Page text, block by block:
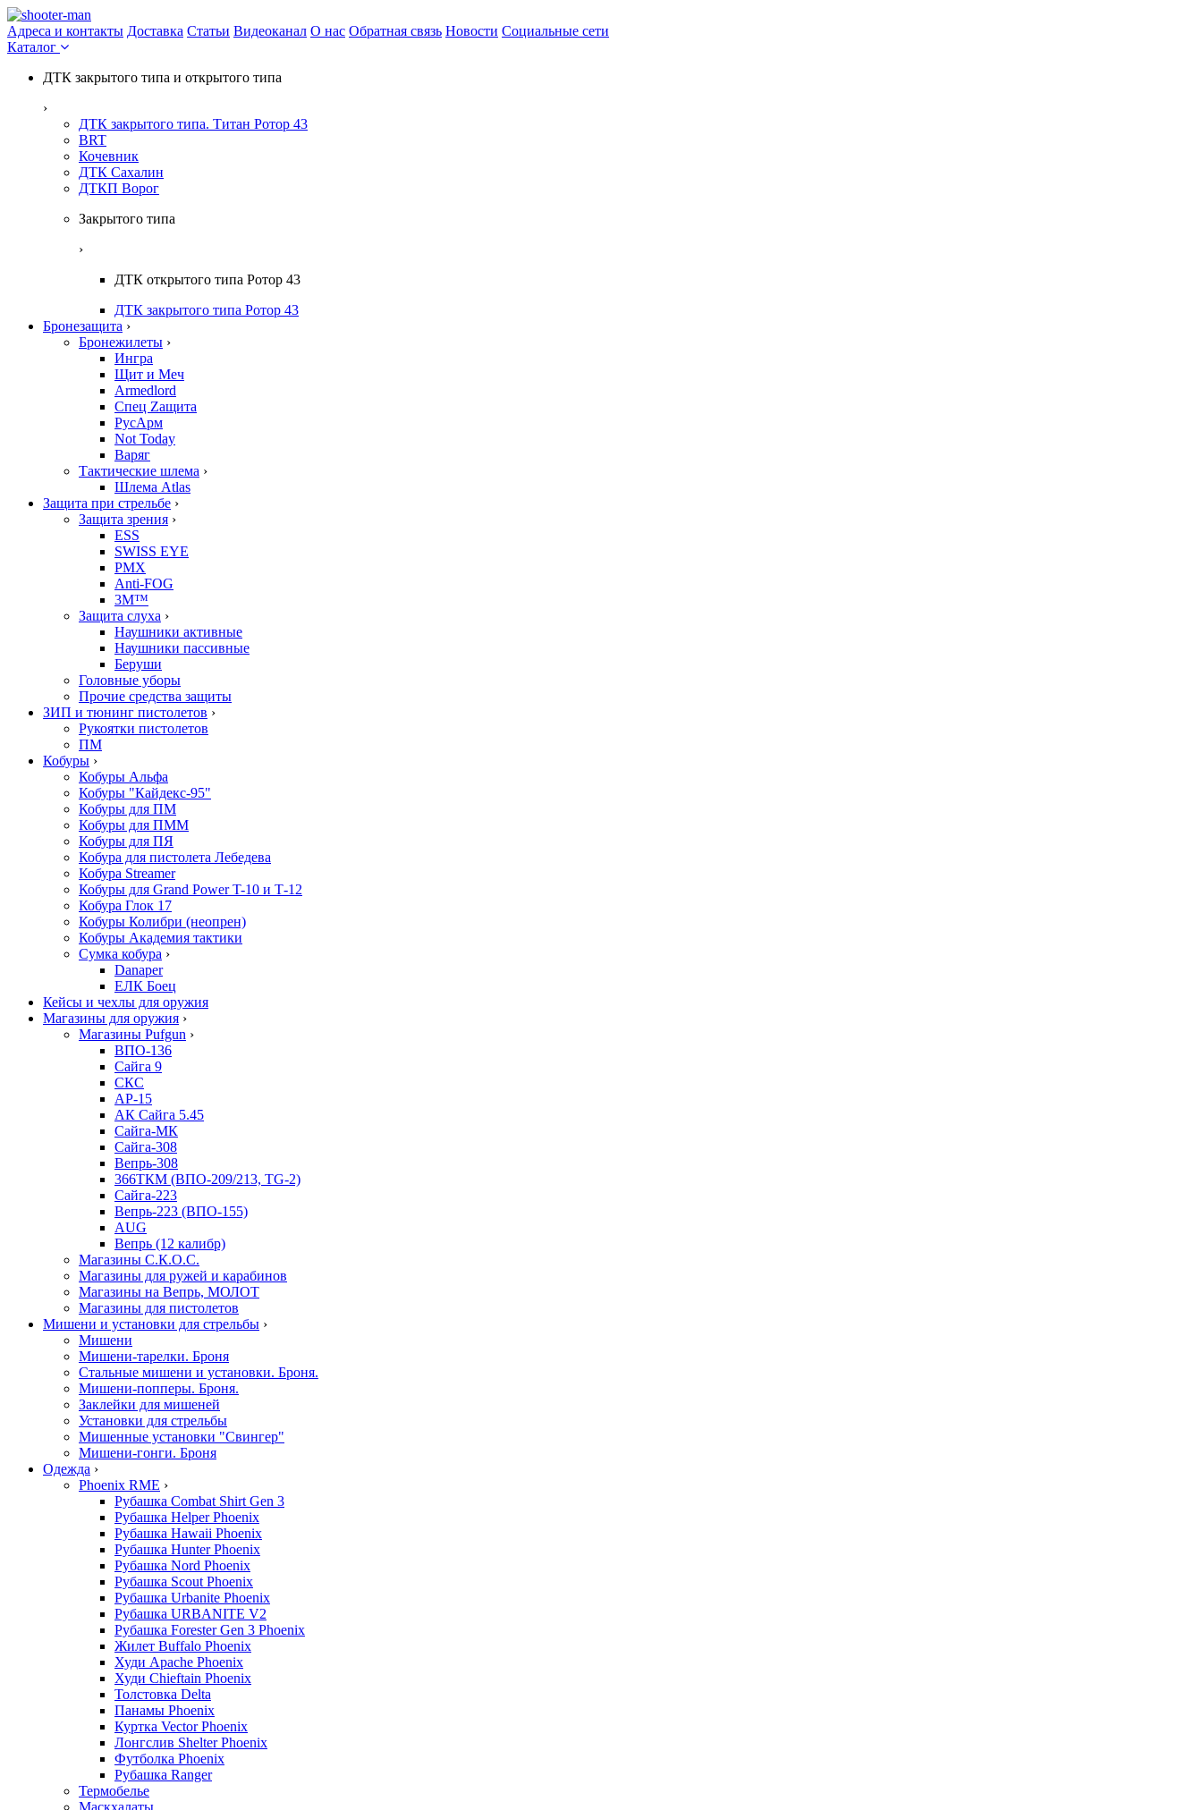
Адреса и контакты Доставка Статьи Видеоканал О нас Обратная связь Новости Социальные сети
Каталог
ДТК закрытого типа и открытого типа
›
ДТК закрытого типа. Титан Ротор 43
BRT
Кочевник
ДТК Сахалин
ДТКП Ворог
Закрытого типа
›
ДТК открытого типа Ротор 43
ДТК закрытого типа Ротор 43
Бронезащита ›
Бронежилеты ›
Ингра
Щит и Меч
Armedlord
Спец Zащита
РусАрм
Not Today
Варяг
Тактические шлема ›
Шлема Atlas
Защита при стрельбе ›
Защита зрения ›
ESS
SWISS EYE
PMX
Anti-FOG
3M™
Защита слуха ›
Наушники активные
Наушники пассивные
Беруши
Головные уборы
Прочие средства защиты
ЗИП и тюнинг пистолетов ›
Рукоятки пистолетов
ПМ
Кобуры ›
Кобуры Альфа
Кобуры "Кайдекс-95"
Кобуры для ПМ
Кобуры для ПММ
Кобуры для ПЯ
Кобура для пистолета Лебедева
Кобура Streamer
Кобуры для Grand Power T-10 и Т-12
Кобура Глок 17
Кобуры Колибри (неопрен)
Кобуры Академия тактики
Сумка кобура ›
Danaper
ЕЛК Боец
Кейсы и чехлы для оружия
Магазины для оружия ›
Магазины Pufgun ›
ВПО-136
Сайга 9
СКС
АР-15
АК Сайга 5.45
Сайга-МК
Сайга-308
Вепрь-308
366ТКМ (ВПО-209/213, TG-2)
Сайга-223
Вепрь-223 (ВПО-155)
AUG
Вепрь (12 калибр)
Магазины С.К.О.С.
Магазины для ружей и карабинов
Магазины на Вепрь, МОЛОТ
Магазины для пистолетов
Мишени и установки для стрельбы ›
Мишени
Мишени-тарелки. Броня
Стальные мишени и установки. Броня.
Мишени-попперы. Броня.
Заклейки для мишеней
Установки для стрельбы
Мишенные установки "Свингер"
Мишени-гонги. Броня
Одежда ›
Phoenix RME ›
Рубашка Combat Shirt Gen 3
Рубашка Helper Phoenix
Рубашка Hawaii Phoenix
Рубашка Hunter Phoenix
Рубашка Nord Phoenix
Рубашка Scout Phoenix
Рубашка Urbanite Phoenix
Рубашка URBANITE V2
Рубашка Forester Gen 3 Phoenix
Жилет Buffalo Phoenix
Худи Apache Phoenix
Худи Chieftain Phoenix
Толстовка Delta
Панамы Phoenix
Куртка Vector Phoenix
Лонгслив Shelter Phoenix
Футболка Phoenix
Рубашка Ranger
Термобелье
Маскхалаты